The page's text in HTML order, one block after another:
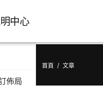
中心
佈局
首頁 / 文章